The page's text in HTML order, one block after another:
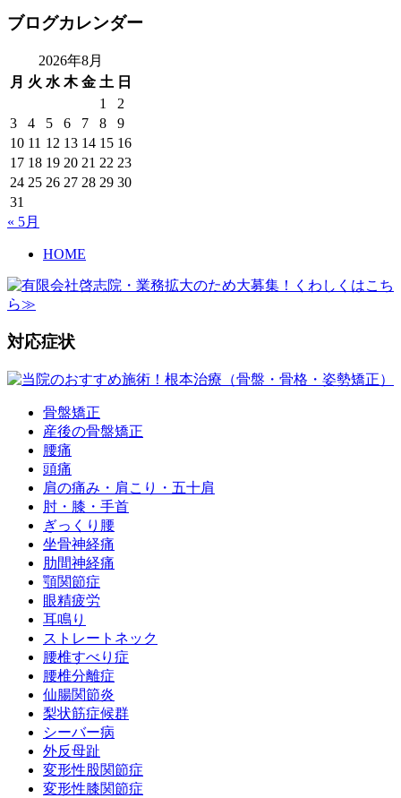
ブログカレンダー
2026年8月
月 火 水 木 金 土 日
1
2
3
4 5 6 7 8
9
10 11 12 13 14 15 16
17 18 19 20 21 22 23
24 25 26 27 28 29 30
31
« 5月
HOME
対応症状
骨盤矯正
産後の骨盤矯正
腰痛
頭痛
肩の痛み・肩こり・五十肩
肘・膝・手首
ぎっくり腰
坐骨神経痛
肋間神経痛
顎関節症
眼精疲労
耳鳴り
ストレートネック
腰椎すべり症
腰椎分離症
仙腸関節炎
梨状筋症候群
シーバー病
外反母趾
変形性股関節症
変形性膝関節症